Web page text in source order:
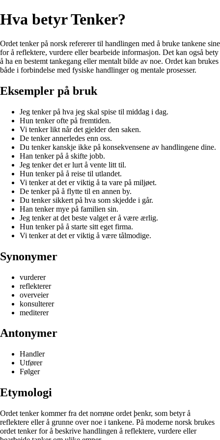
Hva betyr Tenker?
Ordet tenker på norsk refererer til handlingen med å bruke tankene sine
for å reflektere, vurdere eller bearbeide informasjon. Det kan også bety
å ha en bestemt tankegang eller mentalt bilde av noe. Ordet kan brukes
både i forbindelse med fysiske handlinger og mentale prosesser.
Eksempler på bruk
Jeg tenker på hva jeg skal spise til middag i dag.
Hun tenker ofte på fremtiden.
Vi tenker likt når det gjelder den saken.
De tenker annerledes enn oss.
Du tenker kanskje ikke på konsekvensene av handlingene dine.
Han tenker på å skifte jobb.
Jeg tenker det er lurt å vente litt til.
Hun tenker på å reise til utlandet.
Vi tenker at det er viktig å ta vare på miljøet.
De tenker på å flytte til en annen by.
Du tenker sikkert på hva som skjedde i går.
Han tenker mye på familien sin.
Jeg tenker at det beste valget er å være ærlig.
Hun tenker på å starte sitt eget firma.
Vi tenker at det er viktig å være tålmodige.
Synonymer
vurderer
reflekterer
overveier
konsulterer
mediterer
Antonymer
Handler
Utfører
Følger
Etymologi
Ordet tenker kommer fra det norrøne ordet þenkr, som betyr å
reflektere eller å grunne over noe i tankene. På moderne norsk brukes
ordet tenker for å beskrive handlingen å reflektere, vurdere eller